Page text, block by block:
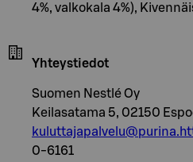
4%, valkokala 4%),
Yhteystiedot
Suomen Nestlé Oy
Keilasatama 5, 02150
0-6161